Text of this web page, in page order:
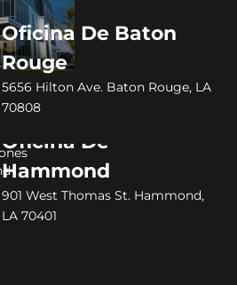
Oficina De Baton
Rouge
5656 Hilton Ave. Baton Rouge, LA
70808
Oficina De
Hammond
901 West Thomas St. Hammond,
LA 70401